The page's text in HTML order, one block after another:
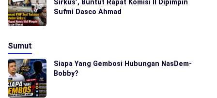
Sirkus’, Buntut Rapat Komisi II Dipimpin
Sufmi Dasco Ahmad
Sumut
Siapa Yang Gembosi Hubungan NasDem-
Bobby?